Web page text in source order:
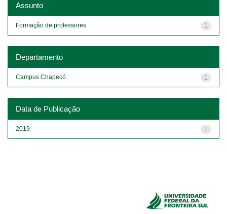
Assunto
1
Formação de professores
Departamento
1
Campus Chapecó
Data de Publicação
1
2019